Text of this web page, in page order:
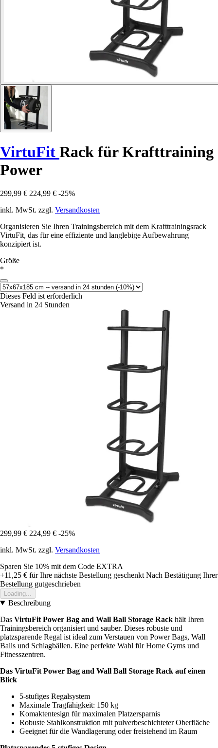
VirtuFit Rack für Krafttraining
Power
299,99 € 224,99 € -25%
inkl. MwSt. zzgl. Versandkosten
Organisieren Sie Ihren Trainingsbereich mit dem Krafttrainingsrack
VirtuFit, das für eine effiziente und langlebige Aufbewahrung
konzipiert ist.
Größe
*
Dieses Feld ist erforderlich
Versand in 24 Stunden
299,99 € 224,99 € -25%
inkl. MwSt. zzgl. Versandkosten
Sparen Sie 10% mit dem Code EXTRA
+11,25 € für Ihre nächste Bestellung geschenkt Nach Bestätigung Ihrer
Bestellung gutgeschrieben
Loading...
Beschreibung
Das VirtuFit Power Bag and Wall Ball Storage Rack hält Ihren
Trainingsbereich organisiert und sauber. Dieses robuste und
platzsparende Regal ist ideal zum Verstauen von Power Bags, Wall
Balls und Schlagbällen. Eine perfekte Wahl für Home Gyms und
Fitnesszentren.
Das VirtuFit Power Bag and Wall Ball Storage Rack auf einen
Blick
5-stufiges Regalsystem
Maximale Tragfähigkeit: 150 kg
Komaktentesign für maximalen Platzersparnis
Robuste Stahlkonstruktion mit pulverbeschichteter Oberfläche
Geeignet für die Wandlagerung oder freistehend im Raum